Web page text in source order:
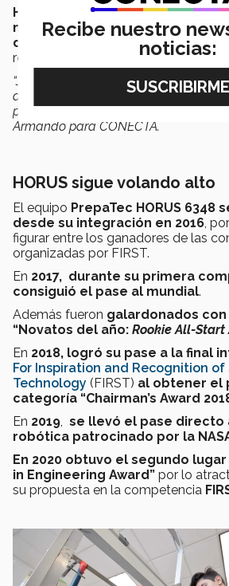
HORUS busca propiciar que no
marca de un equipo, sino que se
de PrepaTec
, pues el logro que
realmente debe beneficiar a toda la
“Juega tus piezas de ajedrez para
alfiles, sino que todos sean reyes y
potencial de hacer jugadas
Armando para CONECTA.
HORUS sigue volando alto
El equipo PrepaTec HORUS 6348
desde su integración en 2016,
figurar entre los ganadores de las
organizadas por FIRST.
En 2017, durante su primera
consiguió el pase al mundial.
Además fueron galardonados
“Novatos del año: Rookie All-Start
En 2018, logró su pase a la final
For Inspiration and Recognition of
Technology (FIRST) al obtener el
categoría “Chairman’s Award
En 2019, se llevó el pase directo
robótica patrocinado por la
En 2020 obtuvo el segundo lugar
in Engineering Award” por lo
su propuesta en la competencia
Recibe nuestro
noticias: